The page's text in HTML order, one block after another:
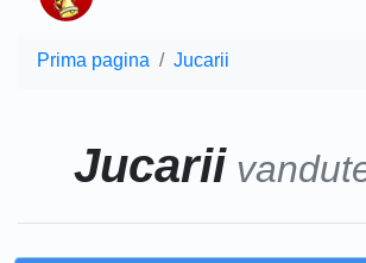
Prima pagina Jucarii
Jucarii